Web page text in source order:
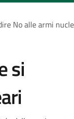
No alle armi
si